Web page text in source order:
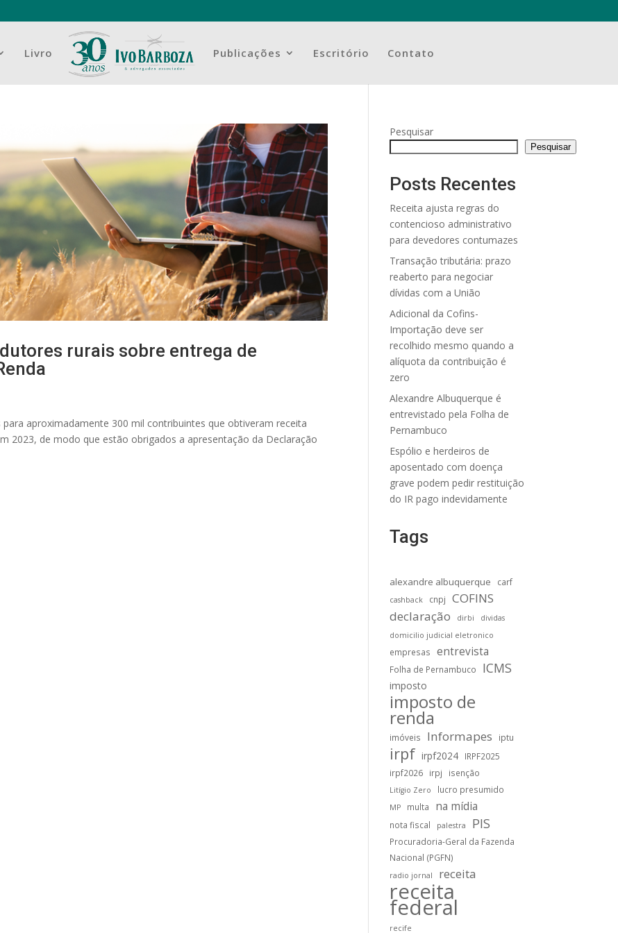
Livro Publicações Escritório Contato
rurais sobre entrega de
aproximadamente 300 mil contribuintes que obtiveram receita
2023, de modo que estão obrigados a apresentação da Declaração
Pesquisar
Pesquisar
Posts Recentes
Receita ajusta regras do
contencioso administrativo
para devedores contumazes
Transação tributária: prazo
reaberto para negociar
dívidas com a União
Adicional da Cofins-
Importação deve ser
recolhido mesmo quando a
alíquota da contribuição é
zero
Alexandre Albuquerque é
entrevistado pela Folha de
Pernambuco
Espólio e herdeiros de
aposentado com doença
grave podem pedir restituição
do IR pago indevidamente
Tags
alexandre albuquerque carf
cashback cnpj
COFINS
declaração
dirbi
dividas
domicilio judicial eletronico
empresas entrevista
Folha de Pernambuco ICMS
imposto
imposto de
renda
imóveis Informapes iptu
irpf irpf2024
IRPF2025
irpf2026
irpj isenção
Litígio Zero lucro presumido
MP multa na mídia
nota fiscal palestra PIS
Procuradoria-Geral da Fazenda
Nacional (PGFN)
radio jornal receita
receita
federal
recife